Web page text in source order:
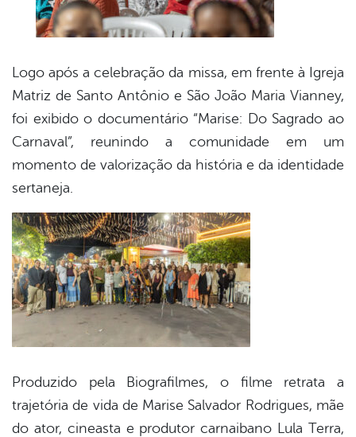
Logo após a celebração da missa, em frente à Igreja
Matriz de Santo Antônio e São João Maria Vianney,
foi exibido o documentário “Marise: Do Sagrado ao
Carnaval”, reunindo a comunidade em um
momento de valorização da história e da identidade
sertaneja.
Produzido pela Biografilmes, o filme retrata a
trajetória de vida de Marise Salvador Rodrigues, mãe
do ator, cineasta e produtor carnaibano Lula Terra,